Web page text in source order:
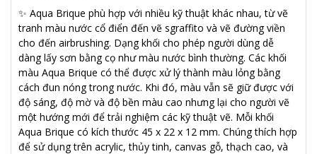
✨ Aqua Brique phù hợp với nhiều kỹ thuật khác nhau, từ vẽ
tranh màu nước cổ điển đến vẽ sgraffito và vẽ đường viền
cho đến airbrushing. Dạng khối cho phép người dùng dễ
dàng lấy sơn bằng cọ như màu nước bình thường. Các khối
màu Aqua Brique có thể được xử lý thành màu lỏng bằng
cách đun nóng trong nước. Khi đó, màu vẫn sẽ giữ được với
độ sáng, độ mờ và độ bền màu cao nhưng lại cho người vẽ
một hướng mới để trải nghiệm các kỹ thuật vẽ. Mỗi khối
Aqua Brique có kích thước 45 x 22 x 12 mm. Chúng thích hợp
để sử dụng trên acrylic, thủy tinh, canvas gỗ, thạch cao, và